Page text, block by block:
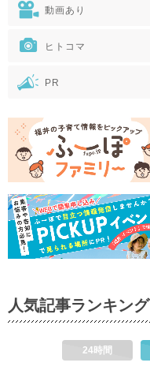
動画あり
ヒトコマ
PR
人気記事ランキング
24時間